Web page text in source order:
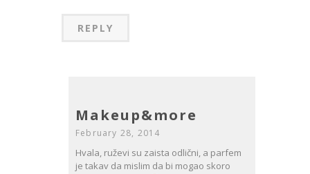
REPLY
Makeup&more
February 28, 2014
Hvala, ruževi su zaista odlični, a parfem
je takav da mislim da bi mogao skoro